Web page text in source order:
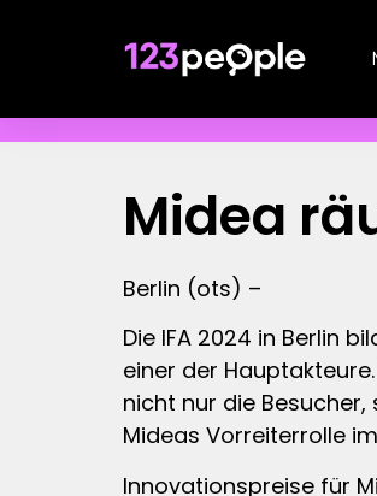
Midea
Berlin (ots) –
Die IFA 2024 in Berlin
einer der
nicht nur die
Mideas Vorreiterrolle
Innovationspreise für